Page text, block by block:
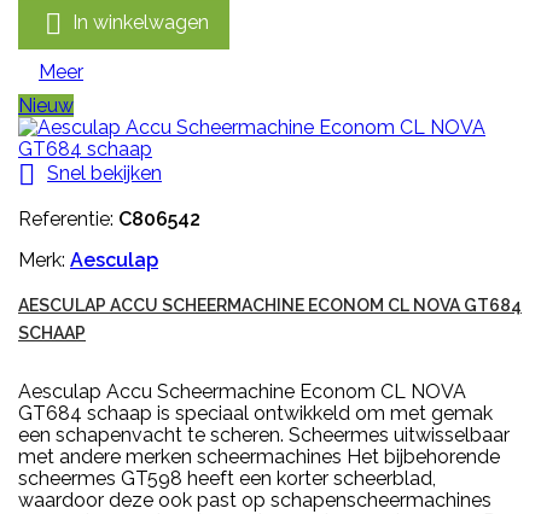
 In winkelwagen
Meer
Nieuw
 Snel bekijken
Referentie: C806542
Merk: Aesculap
AESCULAP ACCU SCHEERMACHINE ECONOM CL NOVA GT684
SCHAAP
Aesculap Accu Scheermachine Econom CL NOVA
GT684 schaap is speciaal ontwikkeld om met gemak
een schapenvacht te scheren. Scheermes uitwisselbaar
met andere merken scheermachines Het bijbehorende
scheermes GT598 heeft een korter scheerblad,
waardoor deze ook past op schapenscheermachines